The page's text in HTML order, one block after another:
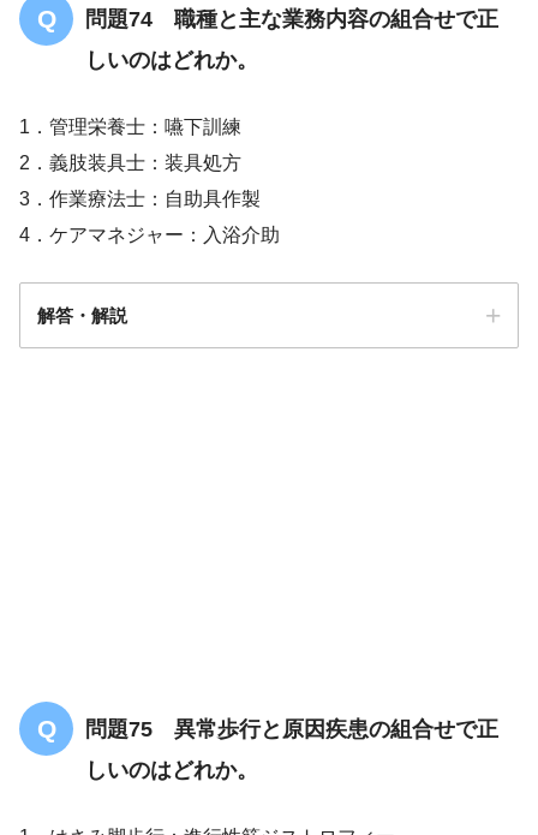
問題74 職種と主な業務内容の組合せで正
しいのはどれか。
1．管理栄養士：嚥下訓練
2．義肢装具士：装具処方
3．作業療法士：自助具作製
4．ケアマネジャー：入浴介助
解答・解説
問題75 異常歩行と原因疾患の組合せで正
しいのはどれか。